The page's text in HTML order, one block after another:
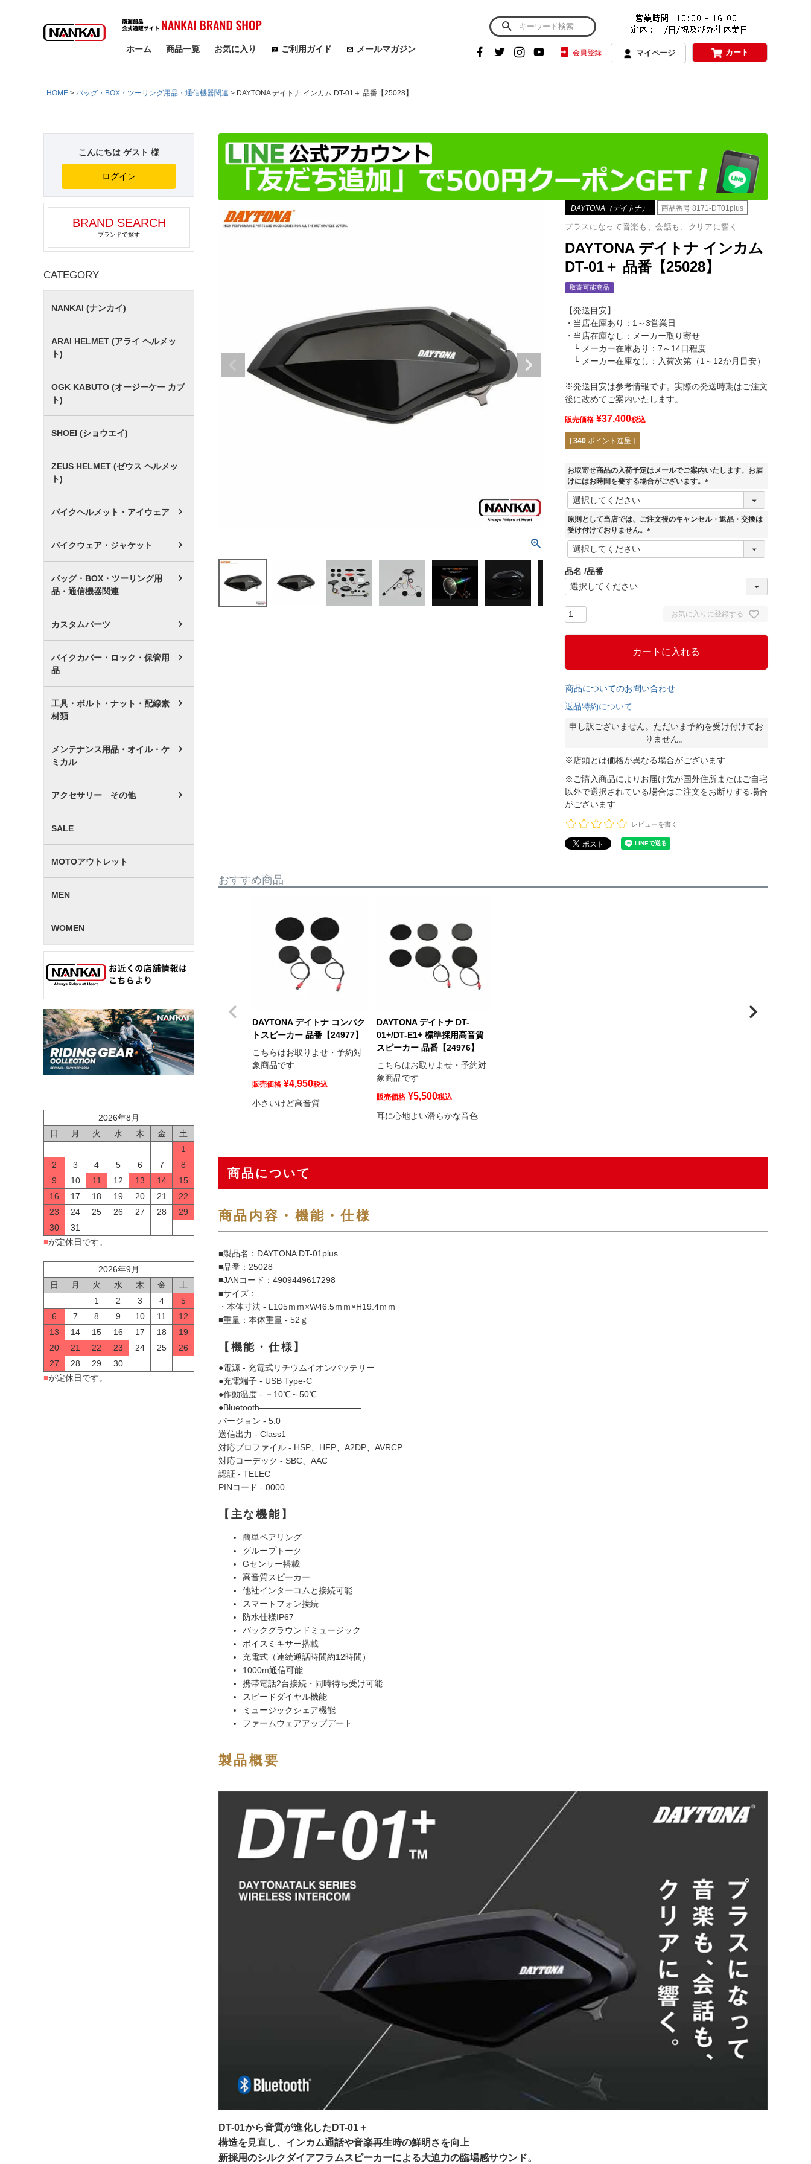
検索
ホーム 商品一覧 お気に入り ご利用ガイド メールマガジン 会員登録 マイページ カート
HOME バッグ・BOX・ツーリング用品・通信機器関連 DAYTONA デイトナ インカム DT-01＋ 品番【25028】
こんにちは ゲスト 様
ログイン
BRAND SEARCH
ブランドで探す
CATEGORY
NANKAI (ナンカイ)
ARAI HELMET (アライ ヘルメッ
ト)
OGK KABUTO (オージーケー カブ
ト)
SHOEI (ショウエイ)
ZEUS HELMET (ゼウス ヘルメッ
ト)
バイクヘルメット・アイウェア
バイクウェア・ジャケット
バッグ・BOX・ツーリング用
品・通信機器関連
カスタムパーツ
バイクカバー・ロック・保管用
品
工具・ボルト・ナット・配線素
材類
メンテナンス用品・オイル・ケ
ミカル
アクセサリー その他
SALE
MOTOアウトレット
MEN
WOMEN
2026年8月
日
月 火 水 木 金
土
1
2
3 4 5 6 7
8
9
10 11 12 13 14
15
16
17 18 19 20 21
22
23
24 25 26 27 28
29
30
31
■が定休日です。
2026年9月
日
月 火 水 木 金
土
1
2 3 4
5
6
7 8 9 10 11
12
13
14 15 16 17 18
19
20
21 22 23 24 25
26
27
28 29
30
■が定休日です。
DAYTONA（デイトナ） 商品番号 8171-DT01plus
プラスになって音楽も、会話も、クリアに響く
DAYTONA デイトナ インカム
DT-01＋ 品番【25028】
取寄可能商品
【発送目安】
・当店在庫あり：1～3営業日
・当店在庫なし：メーカー取り寄せ
└ メーカー在庫あり：7～14日程度
└ メーカー在庫なし：入荷次第（1～12か月目安）
※発送目安は参考情報です。実際の発送時期はご注文
後に改めてご案内いたします。
販売価格 ¥37,400税込
[ 340 ポイント進呈 ]
お取寄せ商品の入荷予定はメールでご案内いたします。お届
けにはお時間を要する場合がございます。
(
須
原則として当店では、ご注文後のキャンセル・返品・交換は
受け付けておりません。
(
)
品名 品番
お気に入りに登録する
カートに入れる
商品についてのお問い合わせ
返品特約について
申し訳ございません。ただいま予約を受け付けてお
りません。
※店頭とは価格が異なる場合がございます
※ご購入商品によりお届け先が国外住所またはご自宅
以外で選択されている場合はご注文をお断りする場合
がございます
レビューを書く
おすすめ商品
DAYTONA デイトナ コンパク
トスピーカー 品番【24977】
こちらはお取りよせ・予約対
象商品です
販売価格 ¥4,950税込
小さいけど高音質
DAYTONA デイトナ DT-
01+/DT-E1+ 標準採用高音質
スピーカー 品番【24976】
こちらはお取りよせ・予約対
象商品です
販売価格 ¥5,500税込
耳に心地よい滑らかな音色
商品について
商品内容・機能・仕様
■製品名：DAYTONA DT-01plus
■品番：25028
■JANコード：4909449617298
■サイズ：
・本体寸法 - L105ｍｍ×W46.5ｍｍ×H19.4ｍｍ
■重量：本体重量 - 52ｇ
【機能・仕様】
●電源 - 充電式リチウムイオンバッテリー
●充電端子 - USB Type-C
●作動温度 - －10℃～50℃
●Bluetooth――――――――――――
バージョン - 5.0
送信出力 - Class1
対応プロファイル - HSP、HFP、A2DP、AVRCP
対応コーデック - SBC、AAC
認証 - TELEC
PINコード - 0000
【主な機能】
簡単ペアリング
グループトーク
Gセンサー搭載
高音質スピーカー
他社インターコムと接続可能
スマートフォン接続
防水仕様IP67
バックグラウンドミュージック
ボイスミキサー搭載
充電式（連続通話時間約12時間）
1000m通信可能
携帯電話2台接続・同時待ち受け可能
スピードダイヤル機能
ミュージックシェア機能
ファームウェアアップデート
製品概要
DT-01から音質が進化したDT-01＋
構造を見直し、インカム通話や音楽再生時の鮮明さを向上
新採用のシルクダイアフラムスピーカーによる大迫力の臨場感サウンド。